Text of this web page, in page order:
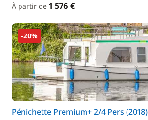
À partir de 1 576 €
-20%
Pénichette Premium+ 2/4 Pers (2018)